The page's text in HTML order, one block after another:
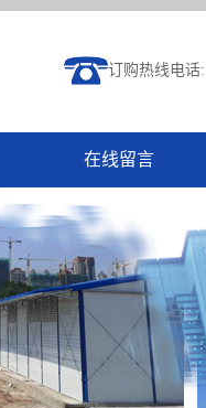
订购热线电话:
在线留言